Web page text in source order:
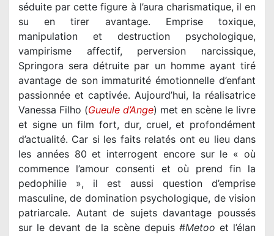
séduite par cette figure à l’aura charismatique, il en
su en tirer avantage. Emprise toxique,
manipulation et destruction psychologique,
vampirisme affectif, perversion narcissique,
Springora sera détruite par un homme ayant tiré
avantage de son immaturité émotionnelle d’enfant
passionnée et captivée. Aujourd’hui, la réalisatrice
Vanessa Filho (Gueule d’Ange) met en scène le livre
et signe un film fort, dur, cruel, et profondément
d’actualité. Car si les faits relatés ont eu lieu dans
les années 80 et interrogent encore sur le « où
commence l’amour consenti et où prend fin la
pedophilie », il est aussi question d’emprise
masculine, de domination psychologique, de vision
patriarcale. Autant de sujets davantage poussés
sur le devant de la scène depuis #Metoo et l’élan